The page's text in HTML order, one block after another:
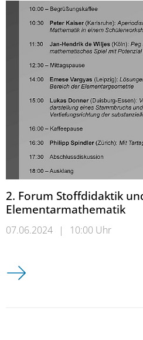
2. Forum Stoffdidaktik
Elementarmathematik
07.06.2024 | 10:00 Uhr
2. Forum Stoffdidaktik und